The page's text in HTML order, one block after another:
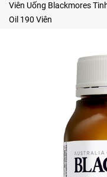
Viên Uống Blackmores
Oil 190 Viên